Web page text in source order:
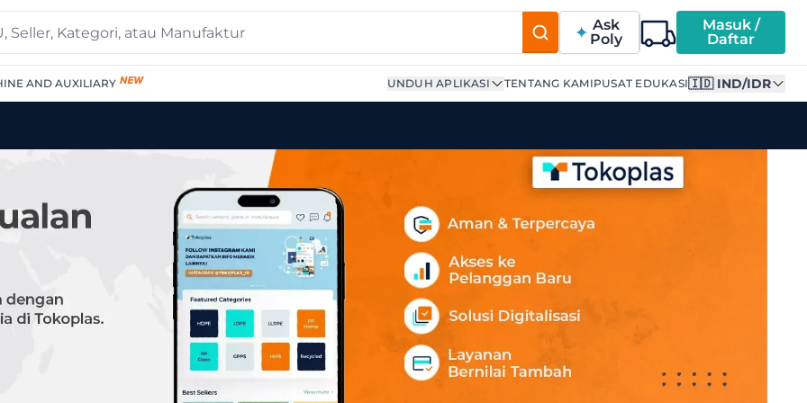
Ask
Poly
Masuk /
Daftar
AND AUXILIARY UNDUH APLIKASI TENTANG KAMIPUSAT EDUKASI🇮🇩 IND/IDR
Terpercaya